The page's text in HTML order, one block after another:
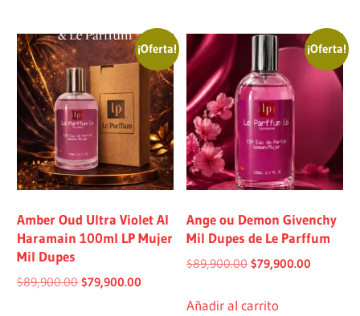
¡Oferta!
Amber Oud Ultra Violet Al
Haramain 100ml LP Mujer
Mil Dupes
$89,900.00 $79,900.00
¡Oferta!
Ange ou Demon Givenchy
Mil Dupes de Le Parffum
$89,900.00 $79,900.00
Añadir al carrito